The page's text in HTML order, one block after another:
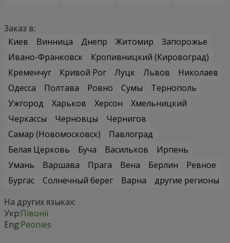
Заказ в:
Киев
Винница Днепр Житомир
Запорожье
Ивано-Франковск
Кропивницкий (Кировоград)
Кременчуг
Кривой Рог Луцк Львов
Николаев
Одесса
Полтава Ровно Сумы
Тернополь
Ужгород
Харьков Херсон
Хмельницкий
Черкассы
Черновцы
Чернигов
Самар (Новомосковск)
Павлоград
Белая Церковь
Буча Васильков
Ирпень
Умань
Варшава Прага Вена Берлин
Ревное
Бургас
Солнечный берег Варна
другие регионы
На других языках:
Укр:Півонії
Eng:Peonies